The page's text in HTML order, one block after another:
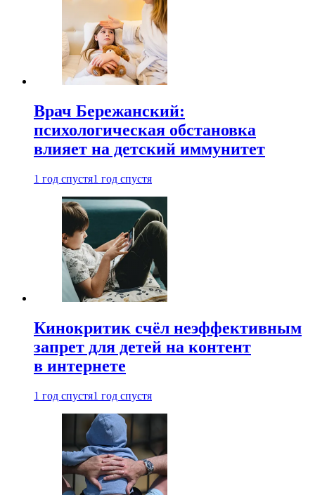
Врач Бережанский:
психологическая обстановка
влияет на детский иммунитет
1 год спустя1 год спустя
Кинокритик счёл неэффективным
запрет для детей на контент
в интернете
1 год спустя1 год спустя